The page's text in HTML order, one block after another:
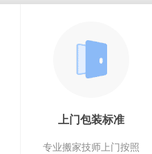
上门包装标准
专业搬家技师上门按照